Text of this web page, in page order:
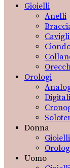
Gioielli
Anelli
Orologi
Digitali
Donna
Gioielli
Uomo